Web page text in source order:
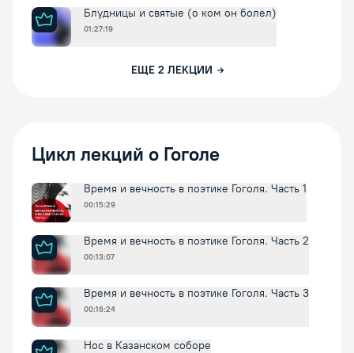
Блудницы и святые (о ком он болел)
01:27:19
ЕЩЕ 2 ЛЕКЦИИ
Цикл лекций о Гоголе
Время и вечность в поэтике Гоголя. Часть 1
00:15:29
Время и вечность в поэтике Гоголя. Часть 2
00:13:07
Время и вечность в поэтике Гоголя. Часть 3
00:16:24
Нос в Казанском соборе